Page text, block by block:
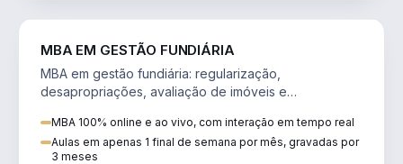
MBA EM GESTÃO FUNDIÁRIA
MBA em gestão fundiária: regularização,
desapropriações, avaliação de imóveis e
MBA 100% online e ao vivo, com interação em tempo real
Aulas em apenas 1 final de semana por mês, gravadas por
3 meses